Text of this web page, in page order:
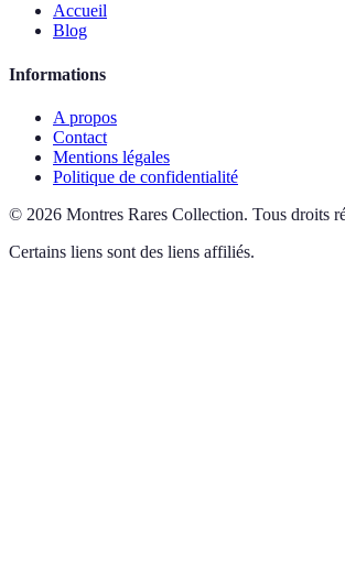
Accueil
Blog
Informations
A propos
Contact
Mentions légales
Politique de confidentialité
© 2026 Montres Rares Collection. Tous droits
Certains liens sont des liens affiliés.